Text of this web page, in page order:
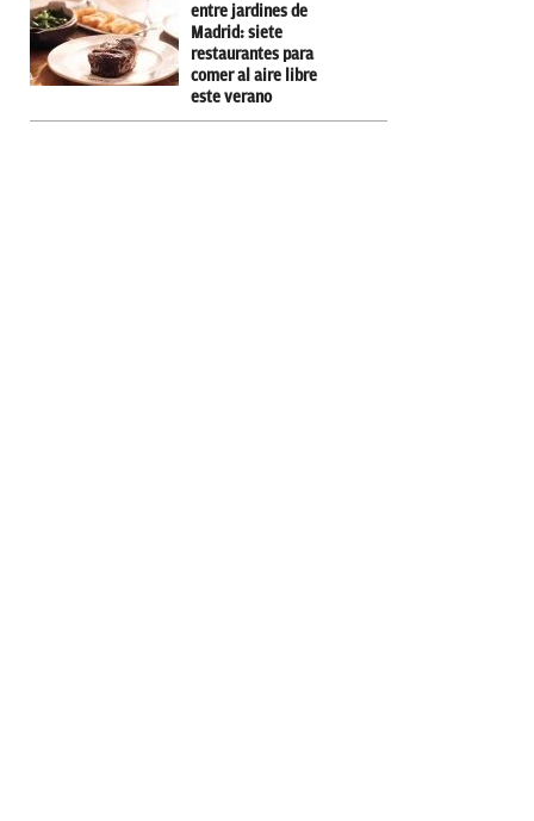
entre jardines de
Madrid: siete
restaurantes para
comer al aire libre
este verano